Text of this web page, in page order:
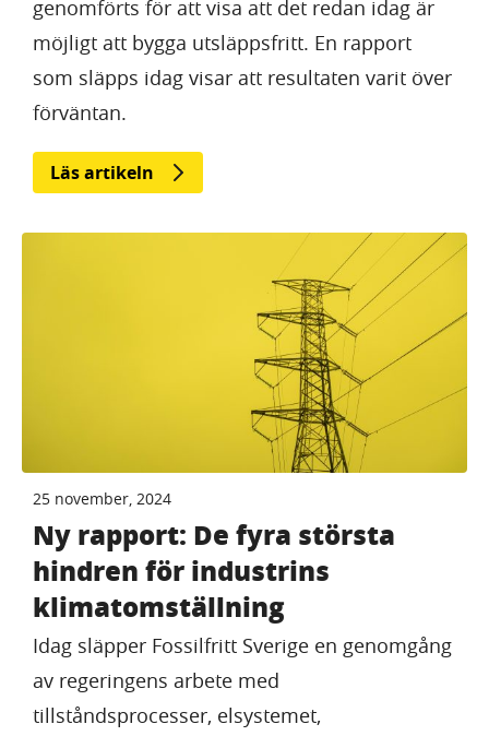
genomförts för att visa att det redan idag är
möjligt att bygga utsläppsfritt. En rapport
som släpps idag visar att resultaten varit över
förväntan.
Läs artikeln
25 november, 2024
Ny rapport: De fyra största
hindren för industrins
klimatomställning
Idag släpper Fossilfritt Sverige en genomgång
av regeringens arbete med
tillståndsprocesser, elsystemet,